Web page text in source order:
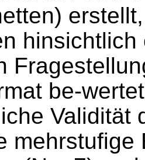
be-
Validität
mehrstufige